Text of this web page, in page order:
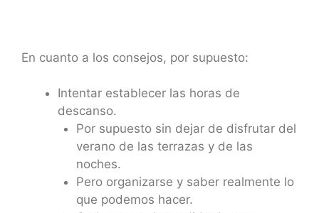
En cuanto a los consejos, por supuesto:
Intentar establecer las horas de
descanso.
Por supuesto sin dejar de disfrutar del
verano de las terrazas y de las
noches.
Pero organizarse y saber realmente lo
que podemos hacer.